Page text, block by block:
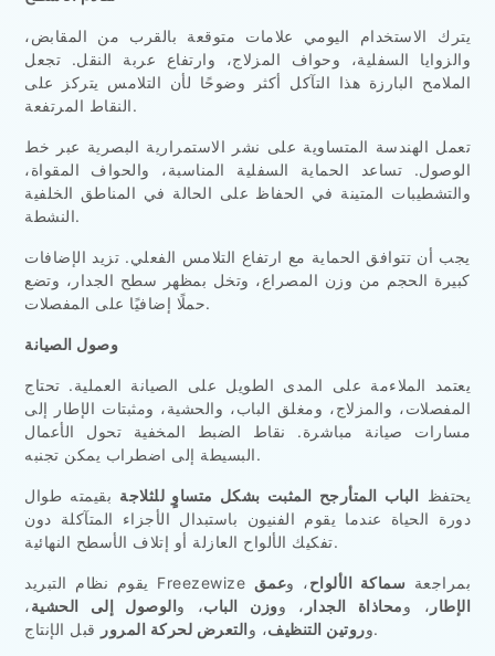
يترك الاستخدام اليومي علامات متوقعة بالقرب من المقابض،
والزوايا السفلية، وحواف المزلاج، وارتفاع عربة النقل. تجعل
الملامح البارزة هذا التآكل أكثر وضوحًا لأن التلامس يتركز على
النقاط المرتفعة.
تعمل الهندسة المتساوية على نشر الاستمرارية البصرية عبر خط
الوصول. تساعد الحماية السفلية المناسبة، والحواف المقواة،
والتشطيبات المتينة في الحفاظ على الحالة في المناطق الخلفية
النشطة.
يجب أن تتوافق الحماية مع ارتفاع التلامس الفعلي. تزيد الإضافات
كبيرة الحجم من وزن المصراع، وتخل بمظهر سطح الجدار، وتضع
حملًا إضافيًا على المفصلات.
وصول الصيانة
يعتمد الملاءمة على المدى الطويل على الصيانة العملية. تحتاج
المفصلات، والمزلاج، ومغلق الباب، والحشية، ومثبتات الإطار إلى
مسارات صيانة مباشرة. نقاط الضبط المخفية تحول الأعمال
البسيطة إلى اضطراب يمكن تجنبه.
يحتفظ الباب المتأرجح المثبت بشكل متساوٍ للثلاجة بقيمته طوال
دورة الحياة عندما يقوم الفنيون باستبدال الأجزاء المتآكلة دون
تفكيك الألواح العازلة أو إتلاف الأسطح النهائية.
يقوم نظام التبريد Freezewize بمراجعة سماكة الألواح، وعمق
الإطار ، ومحاذاة الجدار ، ووزن الباب، والوصول إلى الحشية،
وروتين التنظيف، والتعرض لحركة المرور قبل الإنتاج.